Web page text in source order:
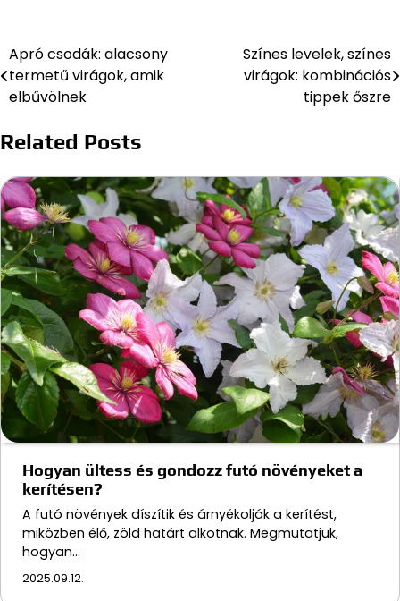
Bejegyzés
navigáció
Apró csodák: alacsony
termetű virágok, amik
elbűvölnek
Színes levelek, színes
virágok: kombinációs
tippek őszre
Related Posts
Hogyan ültess és gondozz futó növényeket a
kerítésen?
A futó növények díszítik és árnyékolják a kerítést,
miközben élő, zöld határt alkotnak. Megmutatjuk,
hogyan…
2025.09.12.